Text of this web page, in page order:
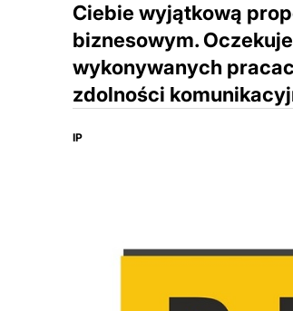
Ciebie wyjątkową
biznesowym.
wykonywanych
zdolności
IP